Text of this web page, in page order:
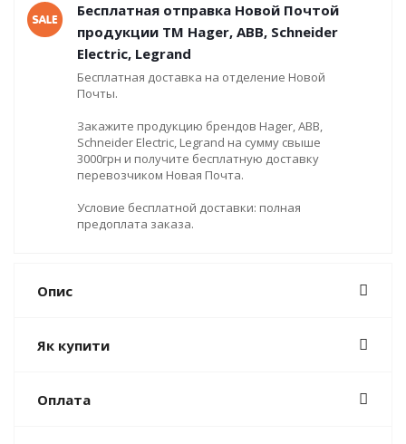
Бесплатная отправка Новой Почтой
продукции ТМ Hager, ABB, Schneider
Electric, Legrand
Бесплатная доставка на отделение Новой
Почты.
Закажите продукцию брендов Hager, ABB,
Schneider Electric, Legrand на сумму свыше
3000грн и получите бесплатную доставку
перевозчиком Новая Почта.
Условие бесплатной доставки: полная
предоплата заказа.
Опис
Як купити
Оплата